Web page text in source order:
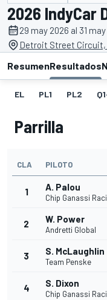
2026 IndyCar
29 may 2026 al 31
Detroit Street Circuit,
ResumenResultados
EL PL1 PL2
Parrilla
CLA PILOTO
1 A. Palou
Chip Ganassi
2 W. Power
Andretti Global
3 S. McLaughlin
Team Penske
4 S. Dixon
Chip Ganassi